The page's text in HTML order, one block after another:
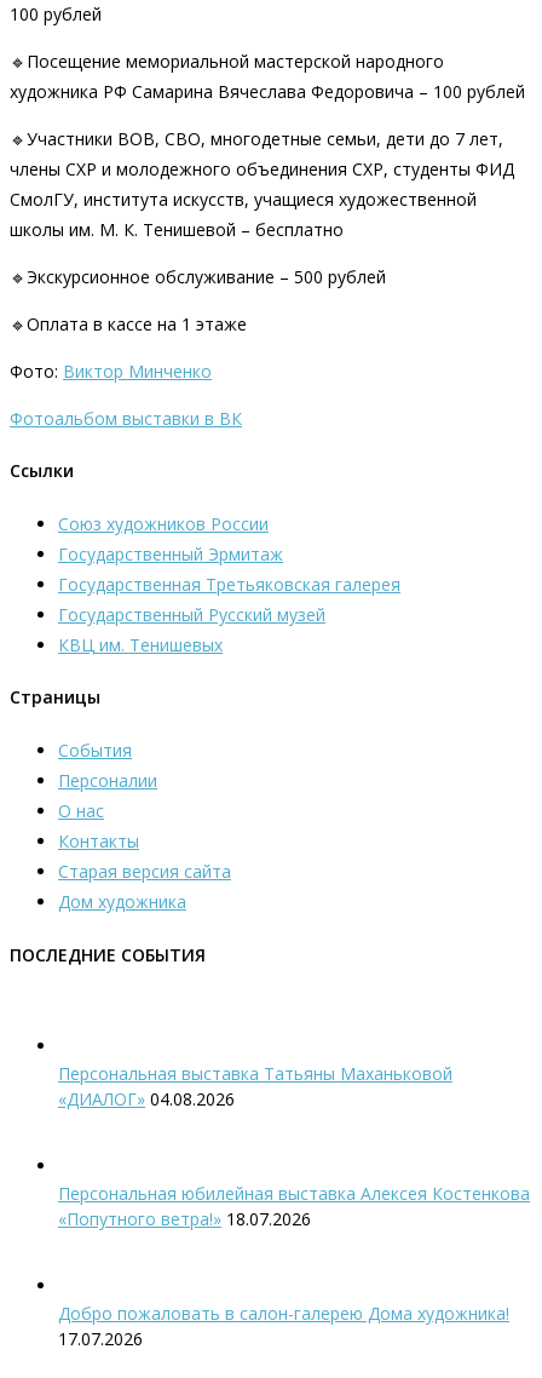
100 рублей
🔹Посещение мемориальной мастерской народного
художника РФ Самарина Вячеслава Федоровича – 100 рублей
🔹Участники ВОВ, СВО, многодетные семьи, дети до 7 лет,
члены СХР и молодежного объединения СХР, студенты ФИД
СмолГУ, института искусств, учащиеся художественной
школы им. М. К. Тенишевой – бесплатно
🔹Экскурсионное обслуживание – 500 рублей
🔹Оплата в кассе на 1 этаже
Фото: Виктор Минченко
Фотоальбом выставки в ВК
Ссылки
Союз художников России
Государственный Эрмитаж
Государственная Третьяковская галерея
Государственный Русский музей
КВЦ им. Тенишевых
Страницы
События
Персоналии
О нас
Контакты
Старая версия сайта
Дом художника
ПОСЛЕДНИЕ СОБЫТИЯ
Персональная выставка Татьяны Маханьковой
«ДИАЛОГ» 04.08.2026
Персональная юбилейная выставка Алексея Костенкова
«Попутного ветра!» 18.07.2026
Добро пожаловать в салон-галерею Дома художника!
17.07.2026